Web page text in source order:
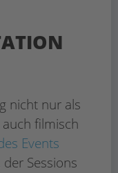
nicht nur als
filmisch
Events
Sessions